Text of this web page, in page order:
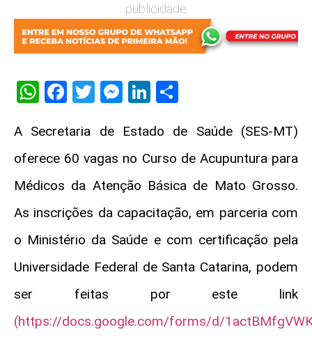
publicidade
WhatsApp
Facebook
Twitter
Messenger
LinkedIn
A Secretaria de Estado de Saúde (SES-MT)
oferece 60 vagas no Curso de Acupuntura para
Médicos da Atenção Básica de Mato Grosso.
As inscrições da capacitação, em parceria com
o Ministério da Saúde e com certificação pela
Universidade Federal de Santa Catarina, podem
ser feitas por este link
(https://docs.google.com/forms/d/